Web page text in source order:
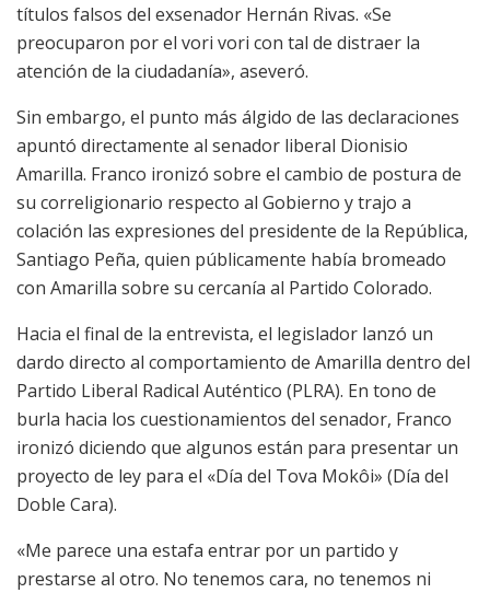
títulos falsos del exsenador Hernán Rivas. «Se
preocuparon por el vori vori con tal de distraer la
atención de la ciudadanía», aseveró.
Sin embargo, el punto más álgido de las declaraciones
apuntó directamente al senador liberal Dionisio
Amarilla. Franco ironizó sobre el cambio de postura de
su correligionario respecto al Gobierno y trajo a
colación las expresiones del presidente de la República,
Santiago Peña, quien públicamente había bromeado
con Amarilla sobre su cercanía al Partido Colorado.
Hacia el final de la entrevista, el legislador lanzó un
dardo directo al comportamiento de Amarilla dentro del
Partido Liberal Radical Auténtico (PLRA). En tono de
burla hacia los cuestionamientos del senador, Franco
ironizó diciendo que algunos están para presentar un
proyecto de ley para el «Día del Tova Mokôi» (Día del
Doble Cara).
«Me parece una estafa entrar por un partido y
prestarse al otro. No tenemos cara, no tenemos ni